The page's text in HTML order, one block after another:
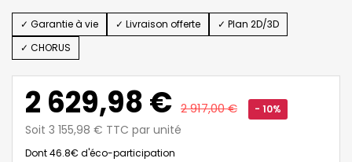
✓ Garantie à vie ✓ Livraison offerte
✓ Plan 2D/3D
✓ CHORUS
2 629,98 € 2 917,00 € - 10%
Soit 3 155,98 € TTC par unité
Dont 46.8€ d'éco-participation